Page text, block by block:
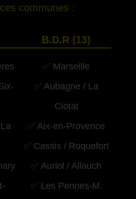
communes :
B.D.R (13)
✅ Marseille
✅ Aubagne / La
Ciotat
✅ Aix-en-Provence
✅ Cassis / Roquefort
✅ Auriol / Allauch
✅ Les Pennes-M.